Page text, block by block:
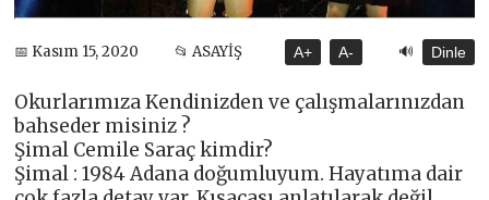
📅 Kasım 15, 2020 📂 ASAYİŞ A+ A- 🔊 Dinle
Okurlarımıza Kendinizden ve çalışmalarınızdan
bahseder misiniz ?
Şimal Cemile Saraç kimdir?
Şimal : 1984 Adana doğumluyum. Hayatıma dair